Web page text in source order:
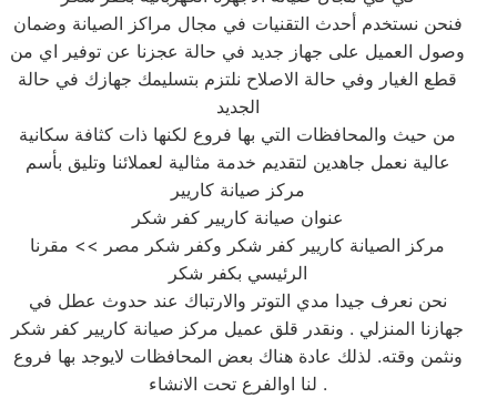
فنحن نستخدم أحدث التقنيات في مجال مراكز الصيانة وضمان
وصول العميل على جهاز جديد في حالة عجزنا عن توفير اي من
قطع الغيار وفي حالة الاصلاح نلتزم بتسليمك جهازك في حالة
الجديد
من حيث والمحافظات التي بها فروع لكنها ذات كثافة سكانية
عالية نعمل جاهدين لتقديم خدمة مثالية لعملائنا وتليق بأسم
مركز صيانة كاريير
عنوان صيانة كاريير كفر شكر
مركز الصيانة كاريير كفر شكر وكفر شكر مصر >> مقرنا
الرئيسي بكفر شكر
نحن نعرف جيدا مدي التوتر والارتباك عند حدوث عطل في
جهازنا المنزلي . ونقدر قلق عميل مركز صيانة كاريير كفر شكر
ونثمن وقته. لذلك عادة هناك بعض المحافظات لايوجد بها فروع
لنا اوالفرع تحت الانشاء .